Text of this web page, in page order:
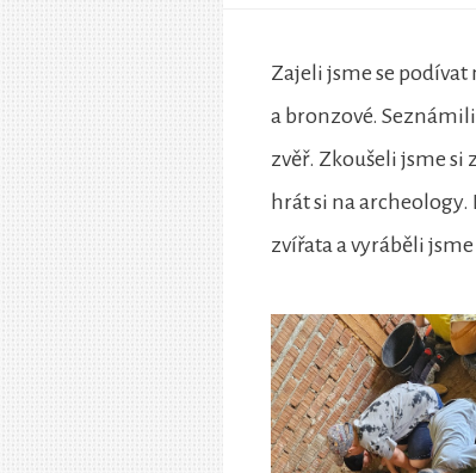
Zajeli jsme se podívat
a bronzové.
zvěř. Zkoušeli jsme si
hrát si na
zvířata a vyráběli